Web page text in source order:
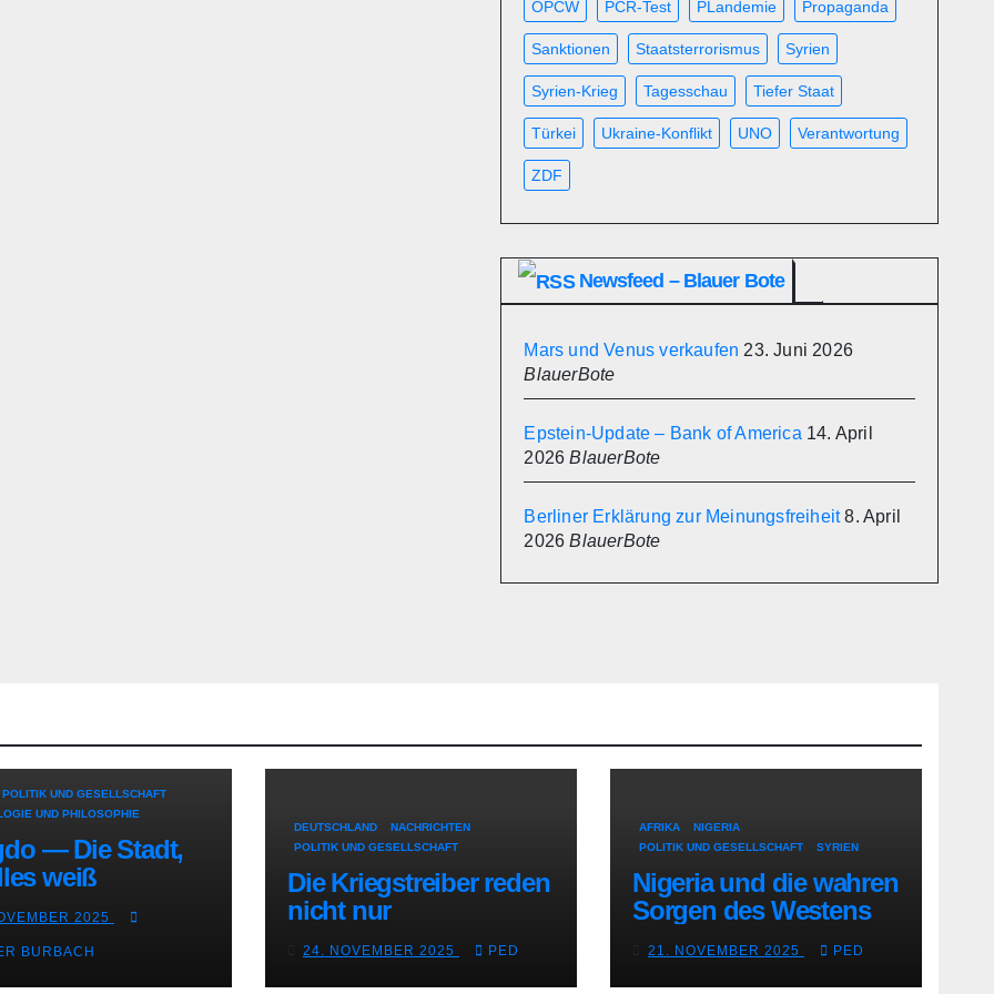
OPCW PCR-Test PLandemie Propaganda
Sanktionen Staatsterrorismus Syrien
Syrien-Krieg Tagesschau Tiefer Staat
Türkei Ukraine-Konflikt UNO Verantwortung
ZDF
Newsfeed – Blauer Bote
Mars und Venus verkaufen 23. Juni 2026
BlauerBote
Epstein-Update – Bank of America 14. April
2026 BlauerBote
Berliner Erklärung zur Meinungsfreiheit 8. April
2026 BlauerBote
POLITIK UND GESELLSCHAFT
UND PHILOSOPHIE
— Die Stadt,
weiß
2025
BURBACH
DEUTSCHLAND
NACHRICHTEN
POLITIK UND GESELLSCHAFT
Die Kriegstreiber reden
nicht nur
24. NOVEMBER 2025 PED
AFRIKA
NIGERIA
POLITIK UND GESELLSCHAFT
SYRIEN
Nigeria und die wahren
Sorgen des Westens
21. NOVEMBER 2025 PED